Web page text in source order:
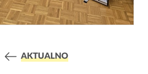
AKTUALNO